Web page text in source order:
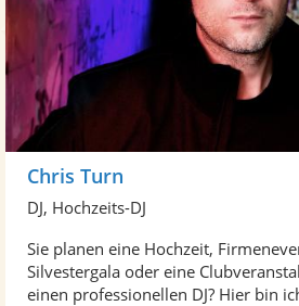
Chris Turn
DJ, Hochzeits-DJ
Sie planen eine Hochzeit,
Silvestergala oder eine
einen professionellen DJ? Hier bin